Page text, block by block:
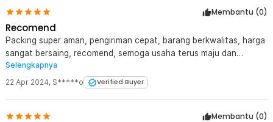
Membantu (0)
Recomend
Packing super aman, pengiriman cepat, barang berkwalitas, harga
sangat bersaing, recomend, semoga usaha terus maju dan
lancar..., mau review lewat hp agak susah,layar ngak bisa full
Selengkapnya
22 Apr 2024, S*****o Verified Buyer
Membantu (0)